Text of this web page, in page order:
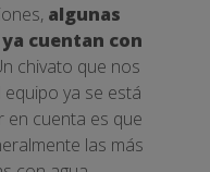
algunas
cuentan con
chivato que nos
ya se está
cuenta es que
las más